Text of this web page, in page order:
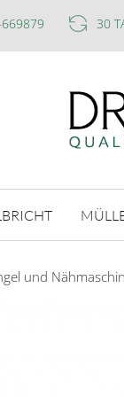
669879 30
und